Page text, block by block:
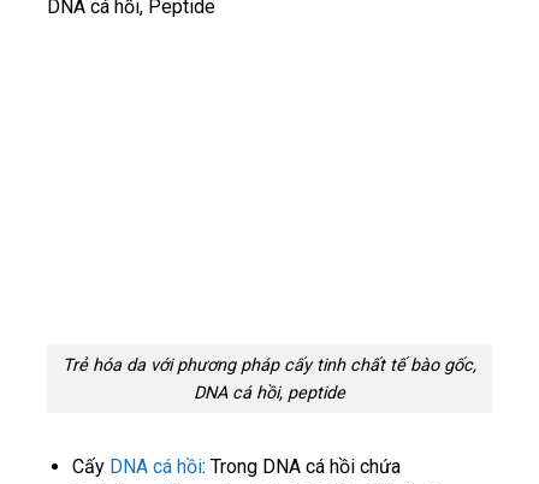
DNA cá hồi, Peptide
Trẻ hóa da với phương pháp cấy tinh chất tế bào gốc,
DNA cá hồi, peptide
Cấy DNA cá hồi: Trong DNA cá hồi chứa